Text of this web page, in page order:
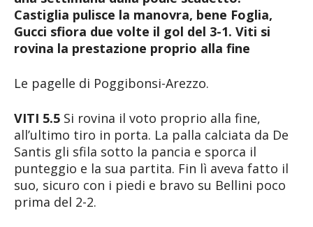
Castiglia pulisce la manovra, bene Foglia,
Gucci sfiora due volte il gol del 3-1. Viti si
rovina la prestazione proprio alla fine
Le pagelle di Poggibonsi-Arezzo.
VITI 5.5 Si rovina il voto proprio alla fine,
all’ultimo tiro in porta. La palla calciata da De
Santis gli sfila sotto la pancia e sporca il
punteggio e la sua partita. Fin lì aveva fatto il
suo, sicuro con i piedi e bravo su Bellini poco
prima del 2-2.